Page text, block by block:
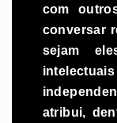
com
conversar
sejam
atribui,